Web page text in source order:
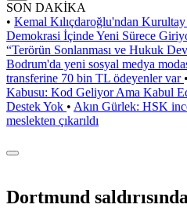
SON DAKİKA
• Kemal Kılıçdaroğlu'ndan
Demokrasi İçinde Yeni Sürece
“Terörün Sonlanması ve Hukuk
Bodrum'da yeni sosyal medya
transferine 70 bin TL ödeyenler var •
Kabusu: Kod Geliyor Ama Kabul
Destek Yok • Akın Gürlek: HSK
meslekten çıkarıldı
Dortmund